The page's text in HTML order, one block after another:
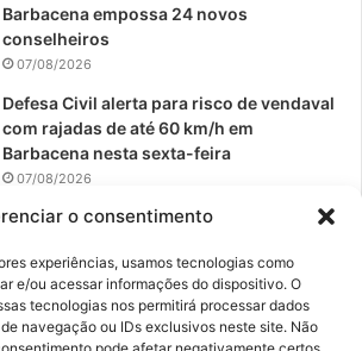
o consentimento
experiências, usamos tecnologias como
e/ou acessar informações do dispositivo. O
tecnologias nos permitirá processar dados
navegação ou IDs exclusivos neste site. Não
Barbacena empossa 24 novos
conselheiros
07/08/2026
Defesa Civil alerta para risco de vendaval
com rajadas de até 60 km/h em
Barbacena nesta sexta-feira
07/08/2026
EPCAR tem a melhor nota do IDEB no
06/08/2026